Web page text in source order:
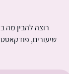
רוצה להבין
שיעורים,